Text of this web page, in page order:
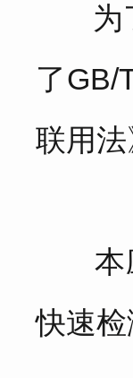
为了
了GB/
联用法
本应
快速检